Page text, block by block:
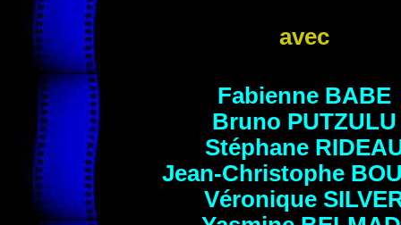
avec
Fabienne BABE
Bruno PUTZULU
Stéphane
Jean-Christophe
Véronique